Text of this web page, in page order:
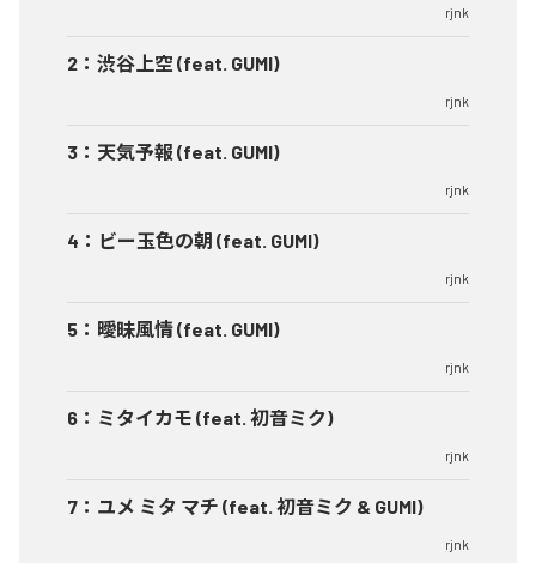
rjnk
2 ： 渋谷上空 (feat. GUMI)
rjnk
3 ： 天気予報 (feat. GUMI)
rjnk
4 ： ビー玉色の朝 (feat. GUMI)
rjnk
5 ： 曖昧風情 (feat. GUMI)
rjnk
6 ： ミタイカモ (feat. 初音ミク)
rjnk
7 ： ユメ ミタ マチ (feat. 初音ミク & GUMI)
rjnk